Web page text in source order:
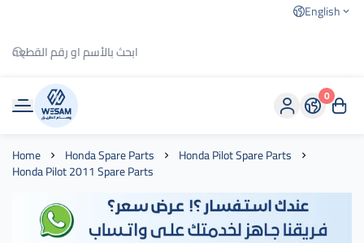
English
وسام الطريق
0
Home Honda Spare Parts Honda Pilot Spare Parts
Honda Pilot 2011 Spare Parts